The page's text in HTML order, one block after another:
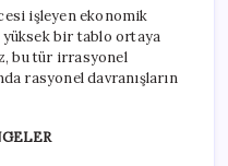
işleyen ekonomik
yüksek bir tablo ortaya
bu tür irrasyonel
rasyonel davranışların